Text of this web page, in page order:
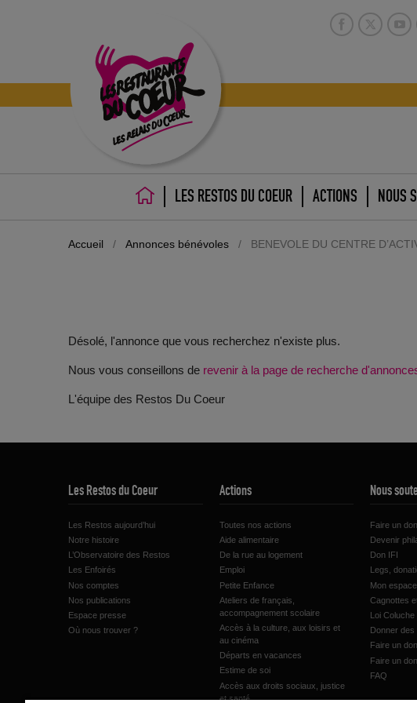
ACCUEILLES RESTOS DU COEUR ACTIONS NOUS
Accueil / Annonces bénévoles / BENEVOLE DU CENTRE
Désolé, l'annonce que vous recherchez n'existe plus.
Nous vous conseillons de revenir à la page de recherche
L'équipe des Restos Du Coeur
Les Restos du Coeur
Les Restos aujourd’hui
Notre histoire
L’Observatoire des Restos
Les Enfoirés
Nos comptes
Nos publications
Espace presse
Où nous trouver ?
Actions
Toutes nos actions
Aide alimentaire
De la rue au logement
Emploi
Petite Enfance
Ateliers de français,
accompagnement scolaire
Accès à la culture, aux loisirs et
au cinéma
Départs en vacances
Estime de soi
Accès aux droits sociaux, justice
et santé
Nous
Faire un
Devenir
Don IFI
Legs,
Mon
Cagnottes
Loi
Donner
Faire un
Faire un
FAQ